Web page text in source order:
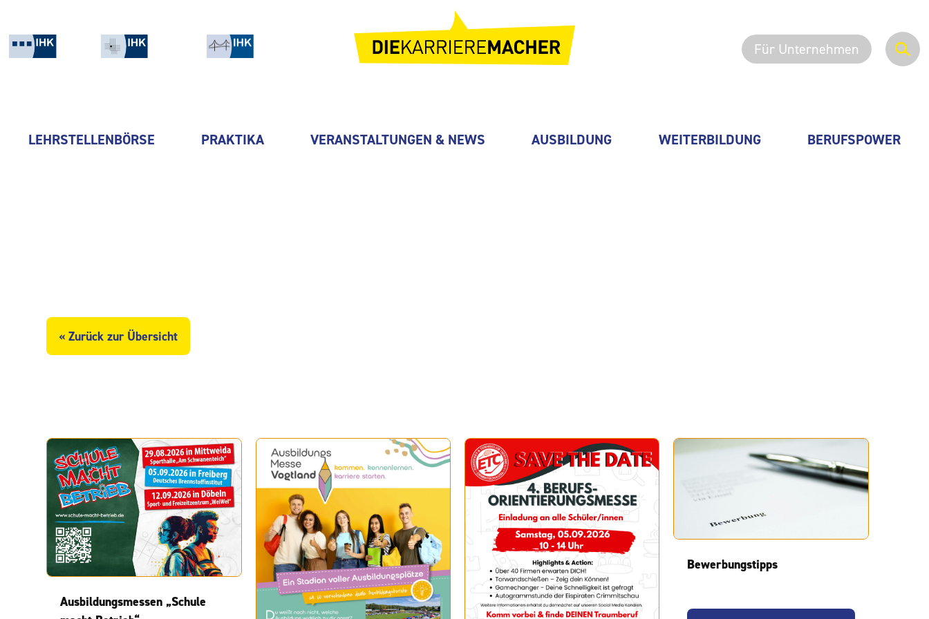
Für Unternehmen
LEHRSTELLENBÖRSE PRAKTIKA VERANSTALTUNGEN & NEWS AUSBILDUNG WEITERBILDUNG BERUFSPOWER
« Zurück zur Übersicht
Ausbildungsmessen „Schule
Bewerbungstipps